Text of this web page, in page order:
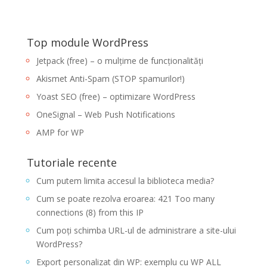
Top module WordPress
Jetpack (free) – o mulțime de funcționalități
Akismet Anti-Spam (STOP spamurilor!)
Yoast SEO (free) – optimizare WordPress
OneSignal – Web Push Notifications
AMP for WP
Tutoriale recente
Cum putem limita accesul la biblioteca media?
Cum se poate rezolva eroarea: 421 Too many
connections (8) from this IP
Cum poți schimba URL-ul de administrare a site-ului
WordPress?
Export personalizat din WP: exemplu cu WP ALL